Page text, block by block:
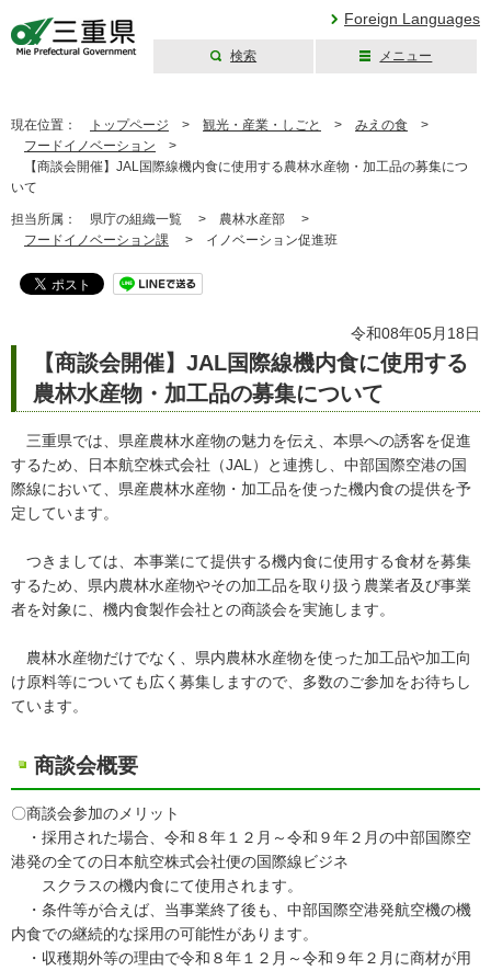
Foreign Languages
検索 メニュー
現在位置： トップページ > 観光・産業・しごと > みえの食 >
フードイノベーション >
【商談会開催】JAL国際線機内食に使用する農林水産物・加工品の募集につ
いて
担当所属： 県庁の組織一覧 > 農林水産部 >
フードイノベーション課 > イノベーション促進班
令和08年05月18日
【商談会開催】JAL国際線機内食に使用する
農林水産物・加工品の募集について
三重県では、県産農林水産物の魅力を伝え、本県への誘客を促進
するため、日本航空株式会社（JAL）と連携し、中部国際空港の国
際線において、県産農林水産物・加工品を使った機内食の提供を予
定しています。
つきましては、本事業にて提供する機内食に使用する食材を募集
するため、県内農林水産物やその加工品を取り扱う農業者及び事業
者を対象に、機内食製作会社との商談会を実施します。
農林水産物だけでなく、県内農林水産物を使った加工品や加工向
け原料等についても広く募集しますので、多数のご参加をお待ちし
ています。
商談会概要
〇商談会参加のメリット
・採用された場合、令和８年１２月～令和９年２月の中部国際空
港発の全ての日本航空株式会社便の国際線ビジネ
スクラスの機内食にて使用されます。
・条件等が合えば、当事業終了後も、中部国際空港発航空機の機
内食での継続的な採用の可能性があります。
・収穫期外等の理由で令和８年１２月～令和９年２月に商材が用